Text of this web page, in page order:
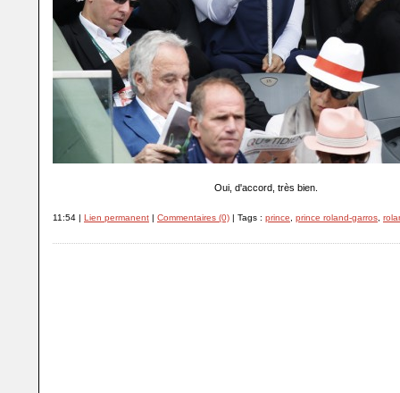
Oui, d'accord, très bien.
11:54 | Lien permanent | Commentaires (0) | Tags : prince prince roland-garros